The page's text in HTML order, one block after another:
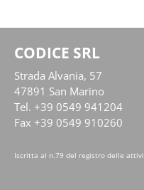
CODICE SRL
Strada Alvania, 57
47891 San Marino
Tel. +39 0549 941204
Fax +39 0549 910260
Iscritta al n.79 del registro delle